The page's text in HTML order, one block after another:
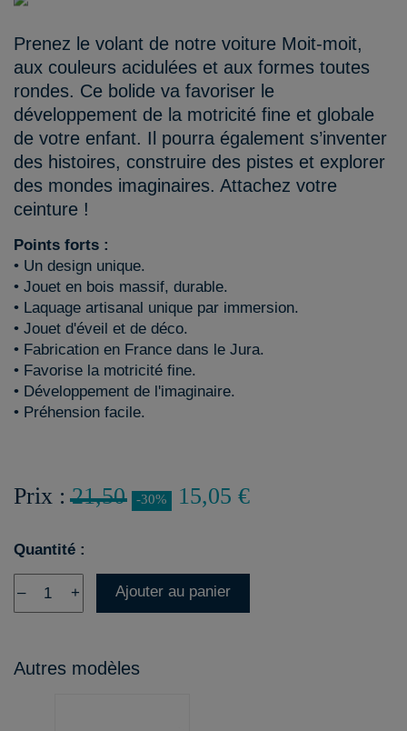
Prenez le volant de notre voiture Moit-moit,
aux couleurs acidulées et aux formes toutes
rondes. Ce bolide va favoriser le
développement de la motricité fine et globale
de votre enfant. Il pourra également s’inventer
des histoires, construire des pistes et explorer
des mondes imaginaires. Attachez votre
ceinture !
Points forts :
• Un design unique.
• Jouet en bois massif, durable.
• Laquage artisanal unique par immersion.
• Jouet d'éveil et de déco.
• Fabrication en France dans le Jura.
• Favorise la motricité fine.
• Développement de l'imaginaire.
• Préhension facile.
Prix :21,50 -30% 15,05 €
Quantité :
– + Ajouter au panier
Autres modèles